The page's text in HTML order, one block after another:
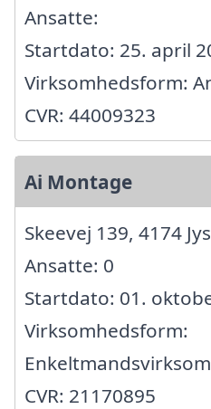
Ansatte:
Startdato: 25. april
Virksomhedsform:
CVR: 44009323
Ai Montage
Skeevej 139, 4174
Ansatte: 0
Startdato: 01.
Virksomhedsform:
CVR: 21170895